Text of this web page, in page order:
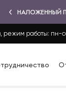
НАЛОЖЕННЫЙ
режим работы: пн-